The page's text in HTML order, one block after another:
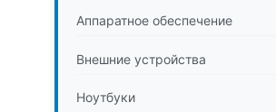
Аппаратное обеспечение
Внешние устройства
Ноутбуки